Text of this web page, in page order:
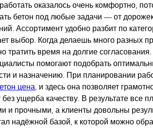
оказалось очень комфортно,
бетон под любые задачи — от
Ассортимент удобно разбит по
выбор. Когда делаешь много разных
тратить время на долгие
помогают подобрать
и назначению. При планировании
цена, и здесь она позволяет
ущерба качеству. В результате все
и прочными, а клиенты довольны
надёжной базой, к которой можно